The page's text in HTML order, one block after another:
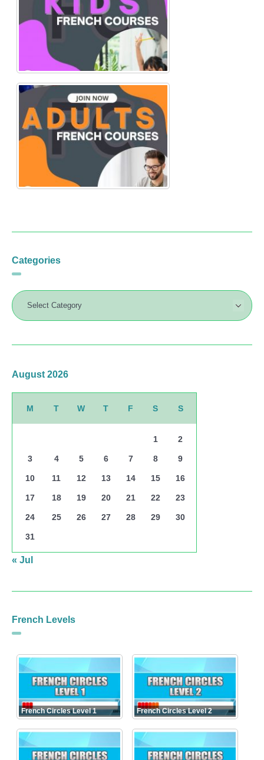
Categories
August 2026
M T W T F S S
1 2
3 4 5 6 7 8 9
10 11 12 13 14 15 16
17 18 19 20 21 22 23
24 25 26 27 28 29 30
31
« Jul
French Levels
French Circles Level 1 French Circles Level 2